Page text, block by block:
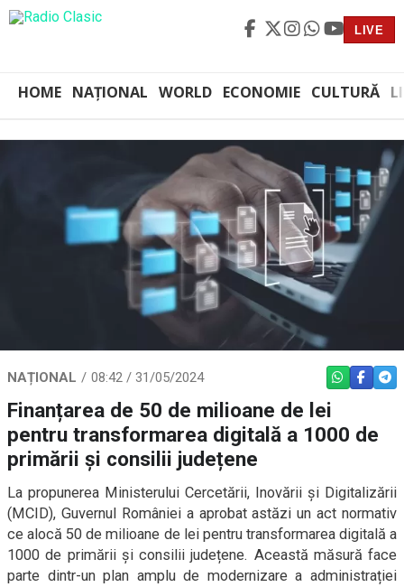
LIVE
HOME NAȚIONAL WORLD ECONOMIE CULTURĂ
NAȚIONAL 08:42 / 31/05/2024 WHATSAPP
Finanțarea de 50 de milioane de lei
pentru transformarea digitală a 1000 de
primării și consilii județene
La propunerea Ministerului Cercetării, Inovării și Digitalizării
(MCID), Guvernul României a aprobat astăzi un act normativ
ce alocă 50 de milioane de lei pentru transformarea digitală a
1000 de primării și consilii județene. Această măsură face
parte dintr-un plan amplu de modernizare a administrației